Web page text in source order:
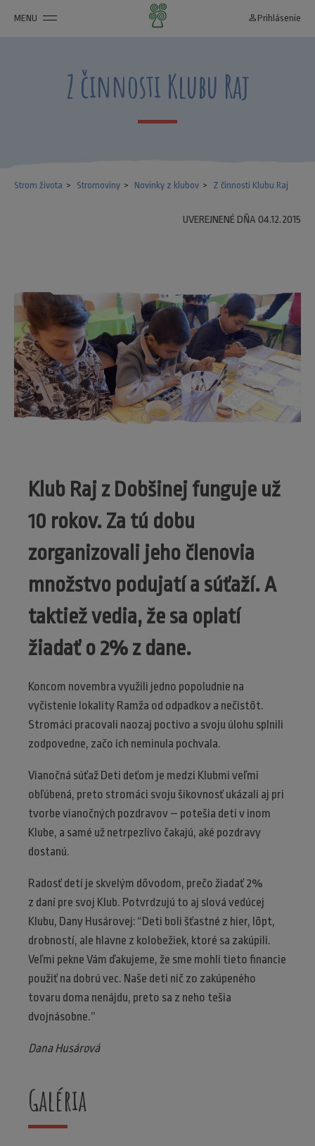
MENU person_outline Prihlásenie
Z činnosti Klubu Raj
Strom života Stromoviny Novinky z klubov Z činnosti Klubu Raj
UVEREJNENÉ DŇA 04.12.2015
Klub Raj z Dobšinej funguje už
10 rokov. Za tú dobu
zorganizovali jeho členovia
množstvo podujatí a súťaží. A
taktiež vedia, že sa oplatí
žiadať o 2% z dane.
Koncom novembra využili jedno popoludnie na
vyčistenie lokality Ramža od odpadkov a nečistôt.
Stromáci pracovali naozaj poctivo a svoju úlohu splnili
zodpovedne, začo ich neminula pochvala.
Vianočná súťaž Deti deťom je medzi Klubmi veľmi
obľúbená, preto stromáci svoju šikovnosť ukázali aj pri
tvorbe vianočných pozdravov – potešia deti v inom
Klube, a samé už netrpezlivo čakajú, aké pozdravy
dostanú.
Radosť detí je skvelým dôvodom, prečo žiadať 2%
z daní pre svoj Klub. Potvrdzujú to aj slová vedúcej
Klubu, Dany Husárovej: “Deti boli šťastné z hier, lôpt,
drobností, ale hlavne z kolobežiek, ktoré sa zakúpili.
Veľmi pekne Vám ďakujeme, že sme mohli tieto financie
použiť na dobrú vec. Naše deti nič zo zakúpeného
tovaru doma nenájdu, preto sa z neho tešia
dvojnásobne.”
Dana Husárová
Galéria